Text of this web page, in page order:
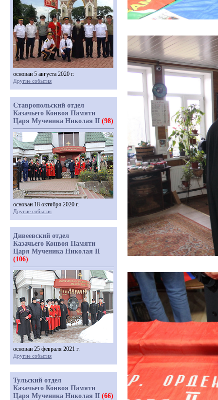
основан 5 августа 2020 г.
Другие события
Ставропольский отдел
Казачьего Конвоя Памяти
Царя Мученика Николая II (98)
основан 18 октября 2020 г.
Другие события
Дивеевский отдел
Казачьего Конвоя Памяти
Царя Мученика Николая II
(106)
основан 25 февраля 2021 г.
Другие события
Тульский отдел
Казачьего Конвоя Памяти
Царя Мученика Николая II (66)